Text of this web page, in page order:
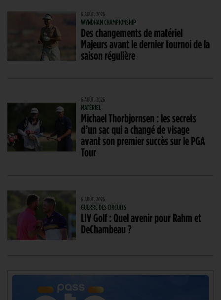
6 AOÛT. 2026
WYNDHAM CHAMPIONSHIP
Des changements de matériel
Majeurs avant le dernier tournoi de la
saison régulière
6 AOÛT. 2026
MATÉRIEL
Michael Thorbjornsen : les secrets
d’un sac qui a changé de visage
avant son premier succès sur le PGA
Tour
6 AOÛT. 2026
GUERRE DES CIRCUITS
LIV Golf : Quel avenir pour Rahm et
DeChambeau ?